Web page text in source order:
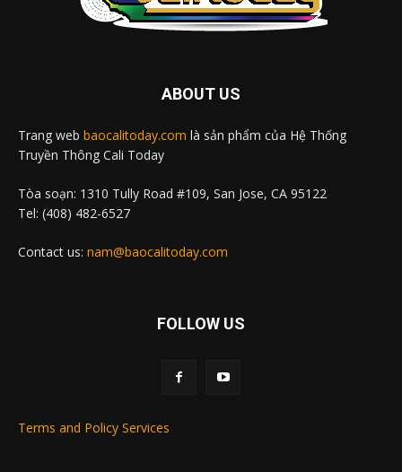
ABOUT US
Trang web baocalitoday.com là sản phẩm của Hệ Thống
Truyền Thông Cali Today
Tòa soạn: 1310 Tully Road #109, San Jose, CA 95122
Tel: (408) 482-6527
Contact us: nam@baocalitoday.com
FOLLOW US
Terms and Policy Services